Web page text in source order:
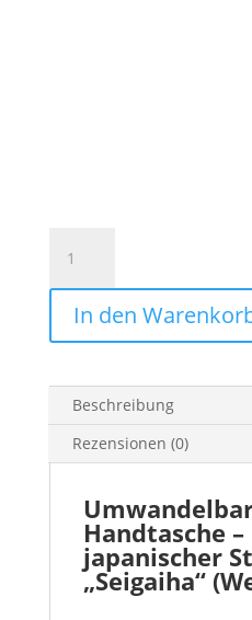
Handtasche
Leder
braun
–
Wellen
Japan
Menge
In den
Beschreibung
Rezensionen (0)
Handtasche
japanischer
„Seigaiha“